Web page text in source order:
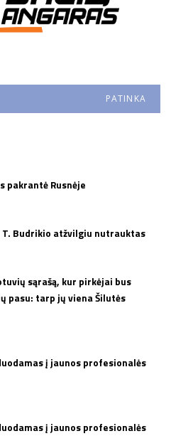
PATINKA
pakrantė Rusnėje
T. Budrikio atžvilgiu nutrauktas
sąrašą, kur pirkėjai bus
pasu: tarp jų viena Šilutės
į jaunos profesionalės
į jaunos profesionalės